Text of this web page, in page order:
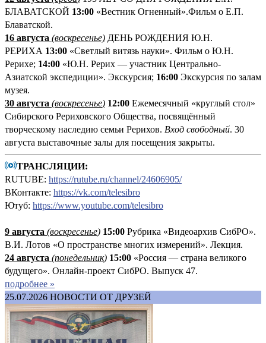
БЛАВАТСКОЙ 13:00 «Вестник Огненный».Фильм о Е.П.
Блаватской.
16 августа (воскресенье) ДЕНЬ РОЖДЕНИЯ Ю.Н.
РЕРИХА 13:00 «Светлый витязь науки». Фильм о Ю.Н.
Рерихе; 14:00 «Ю.Н. Рерих — участник Центрально-
Азиатской экспедиции». Экскурсия; 16:00 Экскурсия по залам
музея.
30 августа (воскресенье) 12:00 Ежемесячный «круглый стол»
Сибирского Рериховского Общества, посвящённый
творческому наследию семьи Рерихов. Вход свободный. 30
августа выставочные залы для посещения закрыты.
ТРАНСЛЯЦИИ:
RUTUBE: https://rutube.ru/channel/24606905/
ВКонтакте: https://vk.com/telesibro
Ютуб: https://www.youtube.com/telesibro
9 августа (воскресенье) 15:00 Рубрика «Видеоархив СибРО».
В.И. Лотов «О пространстве многих измерений». Лекция.
24 августа (понедельник) 15:00 «Россия — страна великого
будущего». Онлайн-проект СибРО. Выпуск 47.
подробнее »
25.07.2026 НОВОСТИ ОТ ДРУЗЕЙ